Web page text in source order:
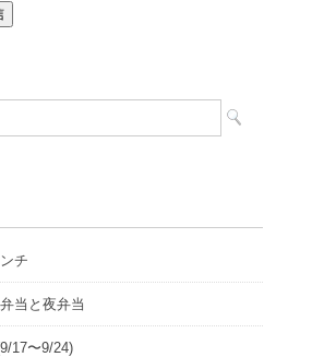
チ
当と夜弁当
17〜9/24)